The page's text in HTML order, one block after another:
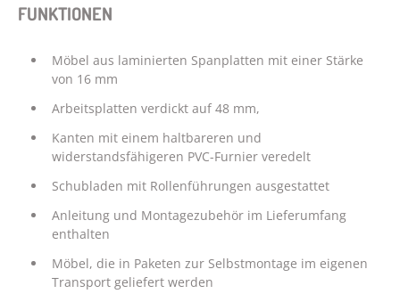
FUNKTIONEN
Möbel aus laminierten Spanplatten mit einer Stärke
von 16 mm
Arbeitsplatten verdickt auf 48 mm,
Kanten mit einem haltbareren und
widerstandsfähigeren PVC-Furnier veredelt
Schubladen mit Rollenführungen ausgestattet
Anleitung und Montagezubehör im Lieferumfang
enthalten
Möbel, die in Paketen zur Selbstmontage im eigenen
Transport geliefert werden